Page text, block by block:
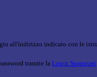
all'indirizzo indicato con le
tramite la Login Spaggiari